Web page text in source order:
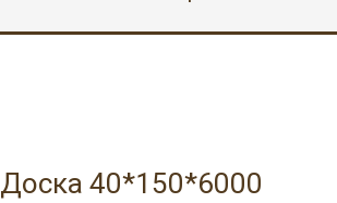
Доска 40*150*6000